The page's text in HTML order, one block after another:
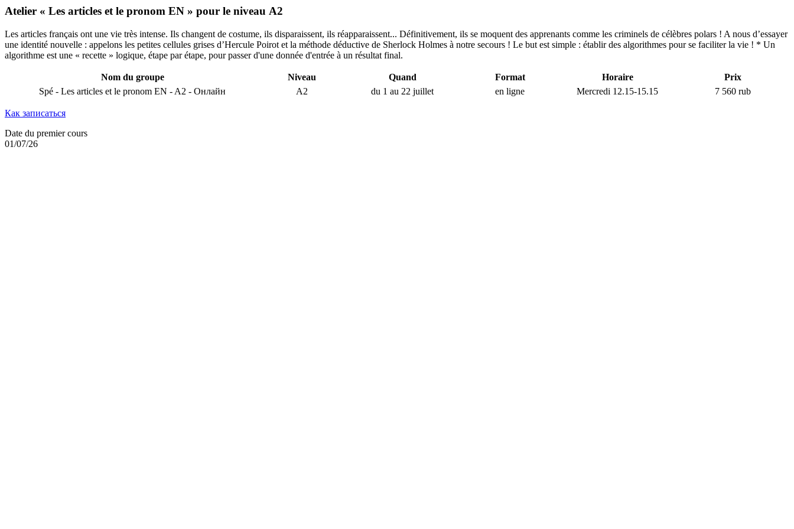
Atelier « Les articles et le pronom EN » pour le niveau А2
Les articles français ont une vie très intense. Ils changent de costume, ils disparaissent, ils réapparaissent... Définitivement, ils se moquent des apprenants comme les criminels de célèbres polars ! A nous d’essayer
une identité nouvelle : appelons les petites cellules grises d’Hercule Poirot et la méthode déductive de Sherlock Holmes à notre secours ! Le but est simple : établir des algorithmes pour se faciliter la vie ! * Un
algorithme est une « recette » logique, étape par étape, pour passer d'une donnée d'entrée à un résultat final.
Nom du groupe Niveau Quand Format Horaire
Prix
Spé - Les articles et le pronom EN - A2 - Онлайн
А2 du 1 au 22 juillet en ligne Mercredi 12.15-15.15 7 560 rub
Как записаться
Date du premier cours
01/07/26